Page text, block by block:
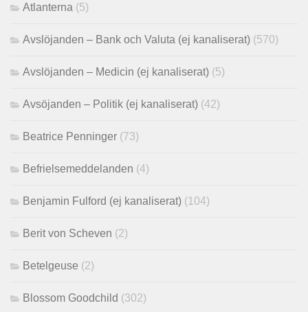
Atlanterna (5)
Avslöjanden – Bank och Valuta (ej kanaliserat) (570)
Avslöjanden – Medicin (ej kanaliserat) (5)
Avsöjanden – Politik (ej kanaliserat) (42)
Beatrice Penninger (73)
Befrielsemeddelanden (4)
Benjamin Fulford (ej kanaliserat) (104)
Berit von Scheven (2)
Betelgeuse (2)
Blossom Goodchild (302)